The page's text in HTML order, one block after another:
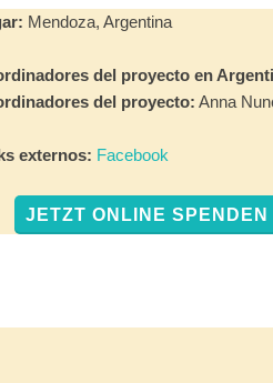
Mendoza, Argentina
del proyecto en
del proyecto: Anna
externos: Facebook
JETZT ONLINE SPENDEN